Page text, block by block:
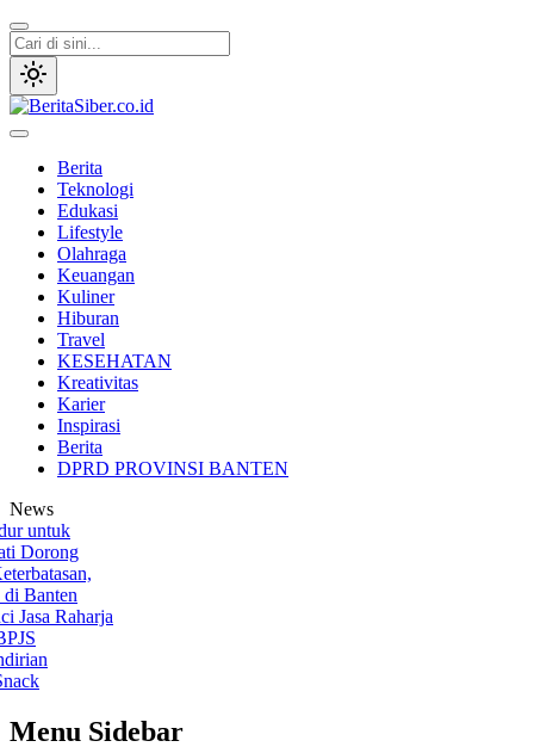
Lewati
ke
konten
Berita
Teknologi
Edukasi
Lifestyle
Olahraga
Keuangan
Kuliner
Hiburan
Travel
KESEHATAN
Kreativitas
Karier
Inspirasi
Berita
DPRD PROVINSI BANTEN
News
Raharja
Menu Sidebar